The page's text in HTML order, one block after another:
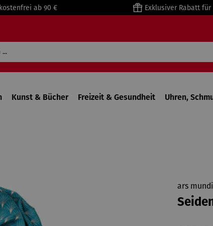
ab 90 € Exklusiver Rabatt
Kunst & Bücher Freizeit & Gesundheit Uhren,
ars mundi